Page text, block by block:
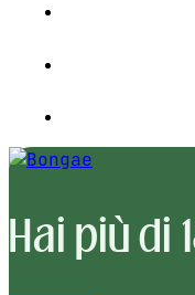
Hai più di